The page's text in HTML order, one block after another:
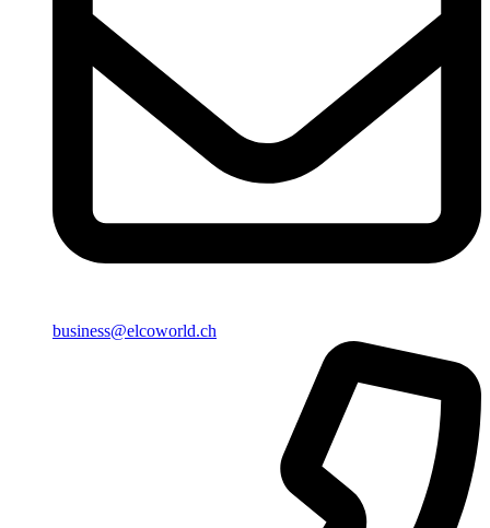
business@elcoworld.ch